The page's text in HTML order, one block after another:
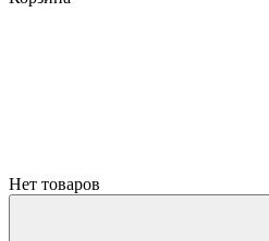
Нет товаров